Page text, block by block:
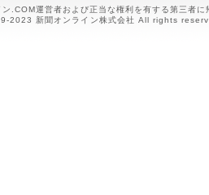
.COM運営者および正当な権利を有する第三者
2023 新聞オンライン株式会社 All rights